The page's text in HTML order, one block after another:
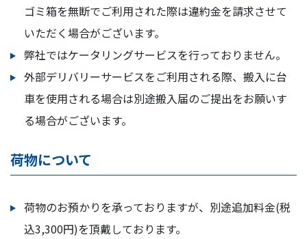
ゴミ箱を無断でご利用された際は違約金を請求させて
いただく場合がございます。
弊社ではケータリングサービスを行っておりません。
外部デリバリーサービスをご利用される際、搬入に台
車を使用される場合は別途搬入届のご提出をお願いす
る場合がございます。
荷物について
荷物のお預かりを承っておりますが、別途追加料金(税
込3,300円)を頂戴しております。